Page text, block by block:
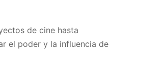
de cine hasta
el poder y la influencia de